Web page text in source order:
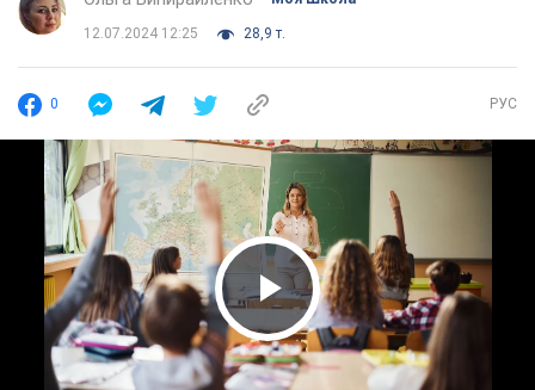
12.07.2024 12:25 28,9 т.
0 РУС
Play Video